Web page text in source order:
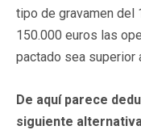
tipo de gravamen del
150.000 euros las
pactado sea superior
De aquí parece
siguiente